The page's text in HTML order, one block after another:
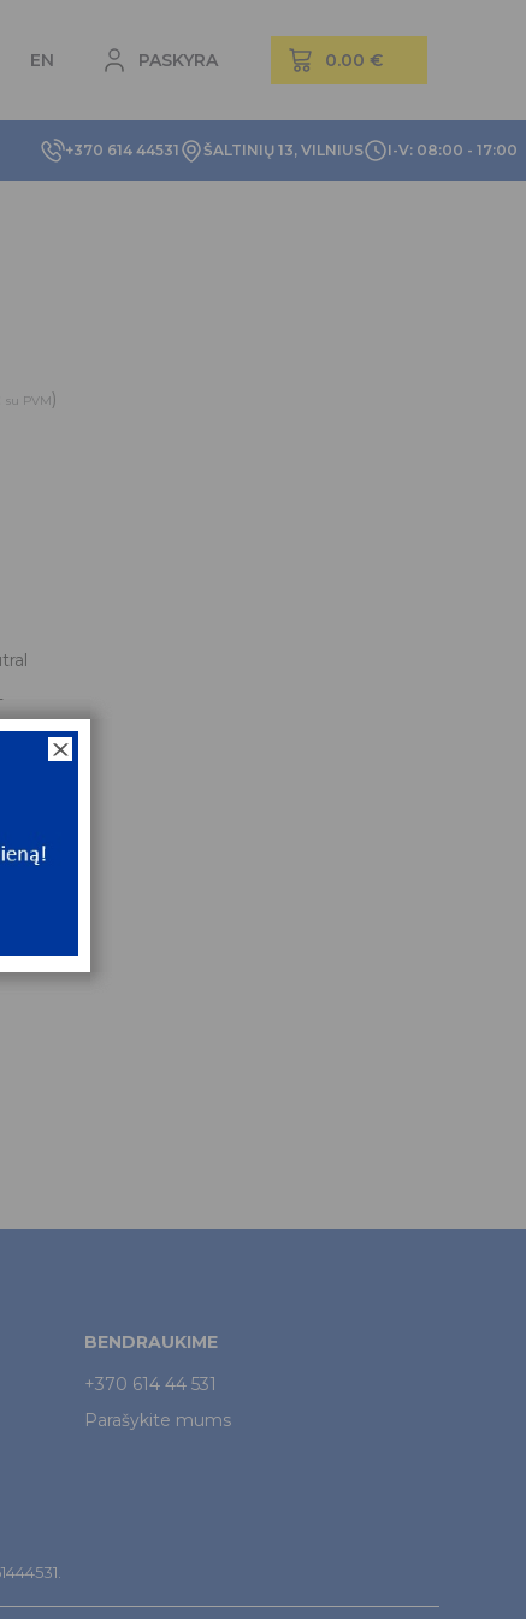
EN PASKYRA
+370 614 44531 ŠALTINIŲ 13, VILNIUS I-V: 08:00 - 17:00
su PVM)
BENDRAUKIME
+370 614 44 531
Parašykite mums